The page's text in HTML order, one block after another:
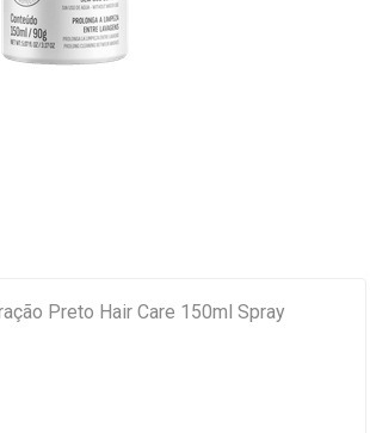
Preto Hair Care 150ml Spray